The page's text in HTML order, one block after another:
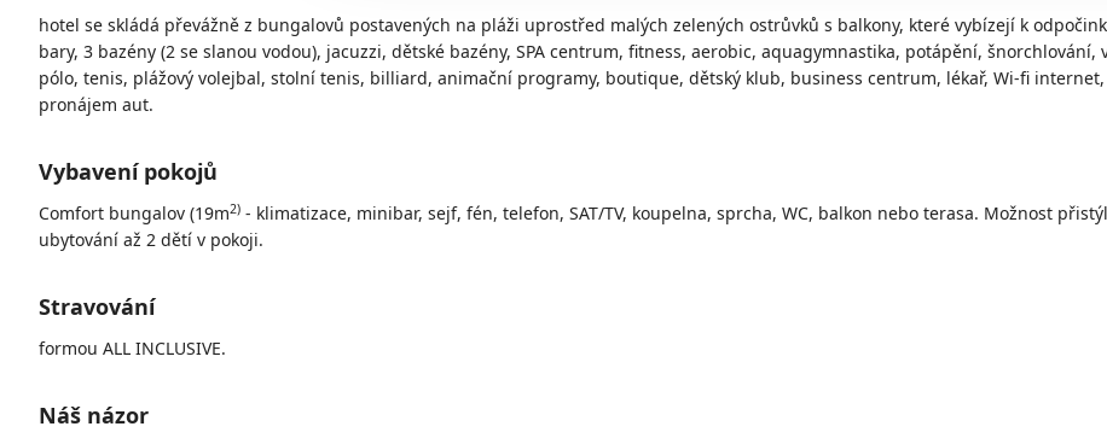
hotel se skládá převážně z bungalovů postavených na pláži uprostřed malých zelených ostrůvků s balkony, které vybízejí k
bary, 3 bazény (2 se slanou vodou), jacuzzi, dětské bazény, SPA centrum, fitness, aerobic, aquagymnastika, potápění, šnorchlování,
pólo, tenis, plážový volejbal, stolní tenis, billiard, animační programy, boutique, dětský klub, business centrum, lékař, Wi-fi
pronájem aut.
Vybavení pokojů
Comfort bungalov (19m2) - klimatizace, minibar, sejf, fén, telefon, SAT/TV, koupelna, sprcha, WC, balkon nebo terasa. Možnost
ubytování až 2 dětí v pokoji.
Stravování
formou ALL INCLUSIVE.
Náš názor